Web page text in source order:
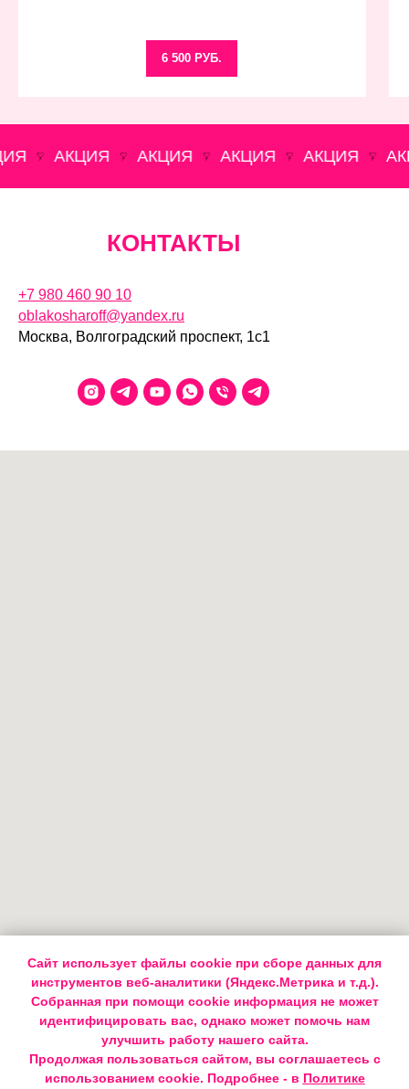
Сайт использует файлы cookie при сборе данных для
инструментов веб-аналитики (Яндекс.Метрика и т.д.).
Собранная при помощи cookie информация не может
идентифицировать вас, однако может помочь нам
улучшить работу нашего сайта.
Продолжая пользоваться сайтом, вы соглашаетесь с
использованием cookie. Подробнее - в Политике
6 500 РУБ.
АКЦИЯ АКЦИЯ АКЦИЯ АКЦИЯ
КОНТАКТЫ
+7 980 460 90 10
oblakosharoff@yandex.ru
Москва, Волгоградский проспект, 1с1